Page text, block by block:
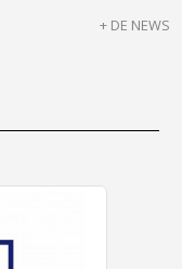
+ DE NEWS